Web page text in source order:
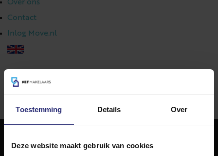
Toestemming Details Over
Deze website maakt gebruik van cookies
Over ons
Contact
Inlog Move.nl
023 303 54 44
NET Makelaars